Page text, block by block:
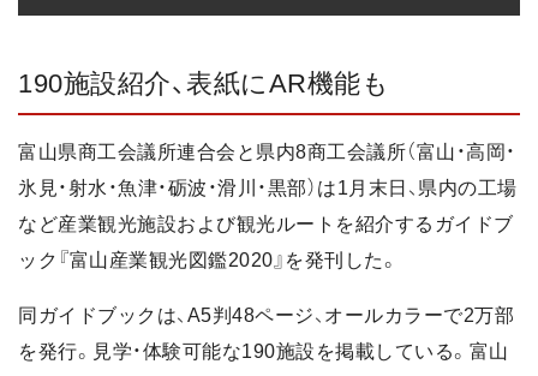
190施設紹介、表紙にAR機能も
富山県商工会議所連合会と県内8商工会議所（富山・高岡・
氷見・射水・魚津・砺波・滑川・黒部）は1月末日、県内の工場
など産業観光施設および観光ルートを紹介するガイドブ
ック『富山産業観光図鑑2020』を発刊した。
同ガイドブックは、A5判48ページ、オールカラーで2万部
を発行。見学・体験可能な190施設を掲載している。富山